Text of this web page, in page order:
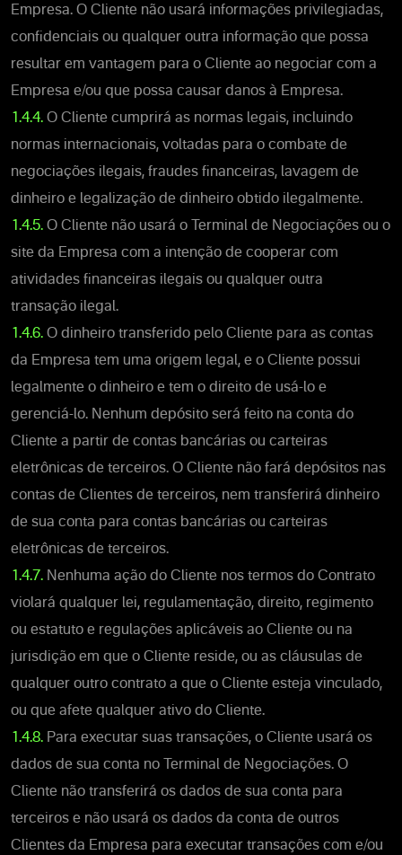
Empresa. O Cliente não usará informações privilegiadas,
confidenciais ou qualquer outra informação que possa
resultar em vantagem para o Cliente ao negociar com a
Empresa e/ou que possa causar danos à Empresa.
1.4.4. O Cliente cumprirá as normas legais, incluindo
normas internacionais, voltadas para o combate de
negociações ilegais, fraudes financeiras, lavagem de
dinheiro e legalização de dinheiro obtido ilegalmente.
1.4.5. O Cliente não usará o Terminal de Negociações ou o
site da Empresa com a intenção de cooperar com
atividades financeiras ilegais ou qualquer outra
transação ilegal.
1.4.6. O dinheiro transferido pelo Cliente para as contas
da Empresa tem uma origem legal, e o Cliente possui
legalmente o dinheiro e tem o direito de usá-lo e
gerenciá-lo. Nenhum depósito será feito na conta do
Cliente a partir de contas bancárias ou carteiras
eletrônicas de terceiros. O Cliente não fará depósitos nas
contas de Clientes de terceiros, nem transferirá dinheiro
de sua conta para contas bancárias ou carteiras
eletrônicas de terceiros.
1.4.7. Nenhuma ação do Cliente nos termos do Contrato
violará qualquer lei, regulamentação, direito, regimento
ou estatuto e regulações aplicáveis ao Cliente ou na
jurisdição em que o Cliente reside, ou as cláusulas de
qualquer outro contrato a que o Cliente esteja vinculado,
ou que afete qualquer ativo do Cliente.
1.4.8. Para executar suas transações, o Cliente usará os
dados de sua conta no Terminal de Negociações. O
Cliente não transferirá os dados de sua conta para
terceiros e não usará os dados da conta de outros
Clientes da Empresa para executar transações com e/ou